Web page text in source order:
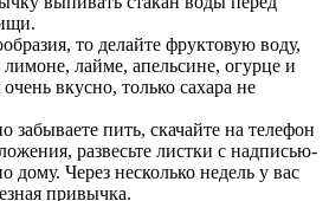
то делайте фруктовую воду,
лимоне, лайме, апельсине, огурце и
вкусно, только сахара не
забываете пить, скачайте на телефон
развесьте листки с надписью-
дому. Через несколько недель у вас
привычка.